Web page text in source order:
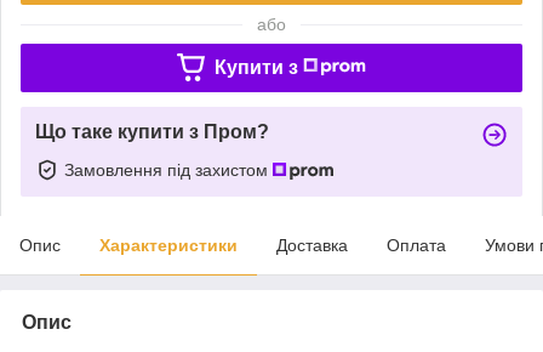
або
Купити з
Що таке купити з Пром?
Замовлення під захистом
Опис Характеристики Доставка Оплата Умови
Опис